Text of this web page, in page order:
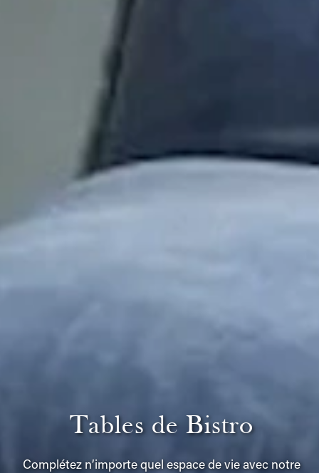
Tables de Bistro
Complétez n’importe quel espace de vie avec notre